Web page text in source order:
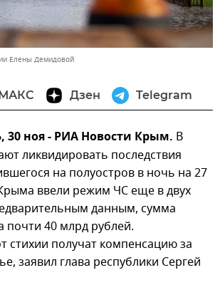
Елены Демидовой
МАКС Дзен Telegram
ноя - РИА Новости Крым. В
ликвидировать последствия
на полуостров в ночь на 27
ввели режим ЧС еще в двух
данным, сумма
почти 40 млрд рублей.
стихии получат компенсацию за
заявил глава республики Сергей